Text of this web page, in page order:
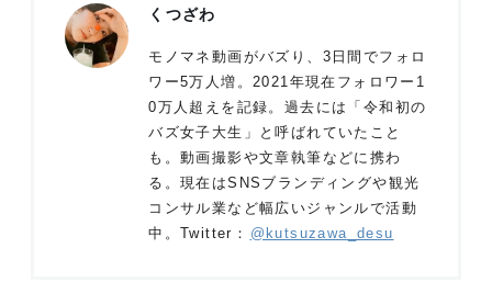
くつざわ
モノマネ動画がバズり、3日間でフォロ
ワー5万人増。2021年現在フォロワー1
0万人超えを記録。過去には「令和初の
バズ女子大生」と呼ばれていたこと
も。動画撮影や文章執筆などに携わ
る。現在はSNSブランディングや観光
コンサル業など幅広いジャンルで活動
中。Twitter： @kutsuzawa_desu